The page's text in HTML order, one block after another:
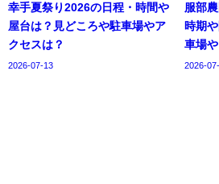
幸手夏祭り2026の日程・時間や
屋台は？見どころや駐車場やア
クセスは？
2026-07-13
服部
時期
車場
2026-